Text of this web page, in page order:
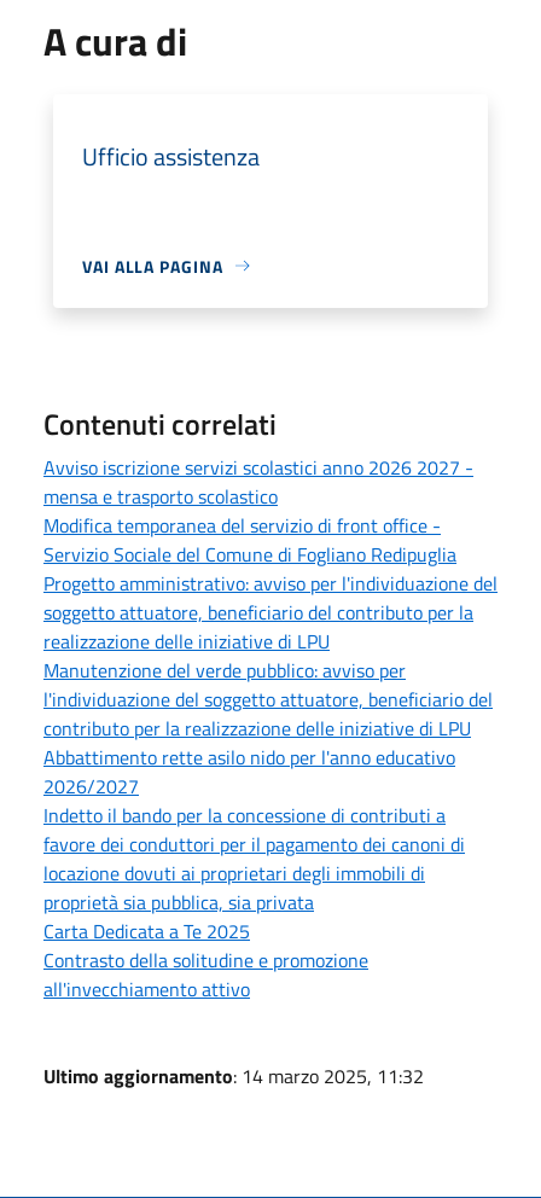
A cura di
Ufficio assistenza
VAI ALLA PAGINA
Contenuti correlati
Avviso iscrizione servizi scolastici anno 2026 2027 -
mensa e trasporto scolastico
Modifica temporanea del servizio di front office -
Servizio Sociale del Comune di Fogliano Redipuglia
Progetto amministrativo: avviso per l'individuazione del
soggetto attuatore, beneficiario del contributo per la
realizzazione delle iniziative di LPU
Manutenzione del verde pubblico: avviso per
l'individuazione del soggetto attuatore, beneficiario del
contributo per la realizzazione delle iniziative di LPU
Abbattimento rette asilo nido per l'anno educativo
2026/2027
Indetto il bando per la concessione di contributi a
favore dei conduttori per il pagamento dei canoni di
locazione dovuti ai proprietari degli immobili di
proprietà sia pubblica, sia privata
Carta Dedicata a Te 2025
Contrasto della solitudine e promozione
all'invecchiamento attivo
Ultimo aggiornamento: 14 marzo 2025, 11:32